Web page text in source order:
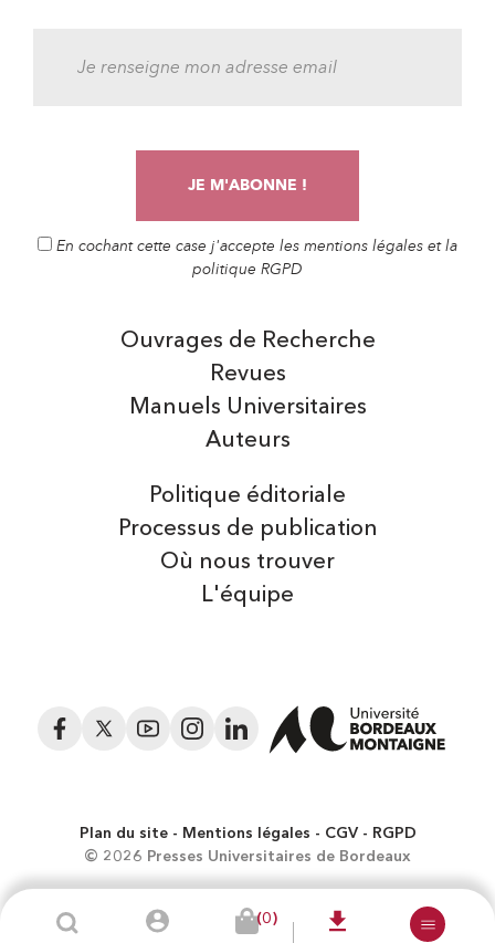
(0)
En cochant cette case j'accepte les mentions légales et la
politique RGPD
Auteurs
Manuels Universitaires
Ouvrages de Recherche
Revues
Politique éditoriale
Processus de publication
Où nous trouver
L'équipe
Facebook
Twitter YouTubeInstagramLinkedIn
Plan du site Mentions légales CGV
RGPD
© 2026 Presses Universitaires de Bordeaux